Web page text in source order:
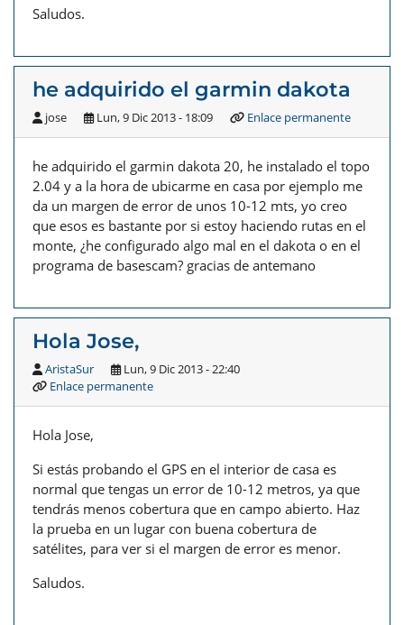
Saludos.
he adquirido el garmin dakota
jose Lun, 9 Dic 2013 - 18:09 Enlace permanente
he adquirido el garmin dakota 20, he instalado el topo
2.04 y a la hora de ubicarme en casa por ejemplo me
da un margen de error de unos 10-12 mts, yo creo
que esos es bastante por si estoy haciendo rutas en el
monte, ¿he configurado algo mal en el dakota o en el
programa de basescam? gracias de antemano
Hola Jose,
AristaSur
Lun, 9 Dic 2013 - 22:40
Enlace permanente
Hola Jose,
Si estás probando el GPS en el interior de casa es
normal que tengas un error de 10-12 metros, ya que
tendrás menos cobertura que en campo abierto. Haz
la prueba en un lugar con buena cobertura de
satélites, para ver si el margen de error es menor.
Saludos.